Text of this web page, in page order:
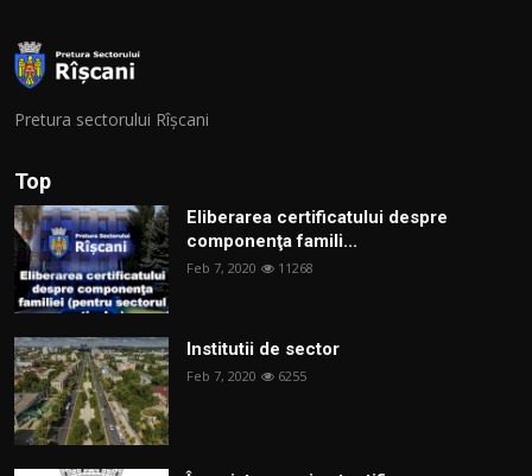
Pretura sectorului Rîșcani
Top
Eliberarea certificatului despre
componenţa famili...
Feb 7, 2020 11268
Institutii de sector
Feb 7, 2020 6255